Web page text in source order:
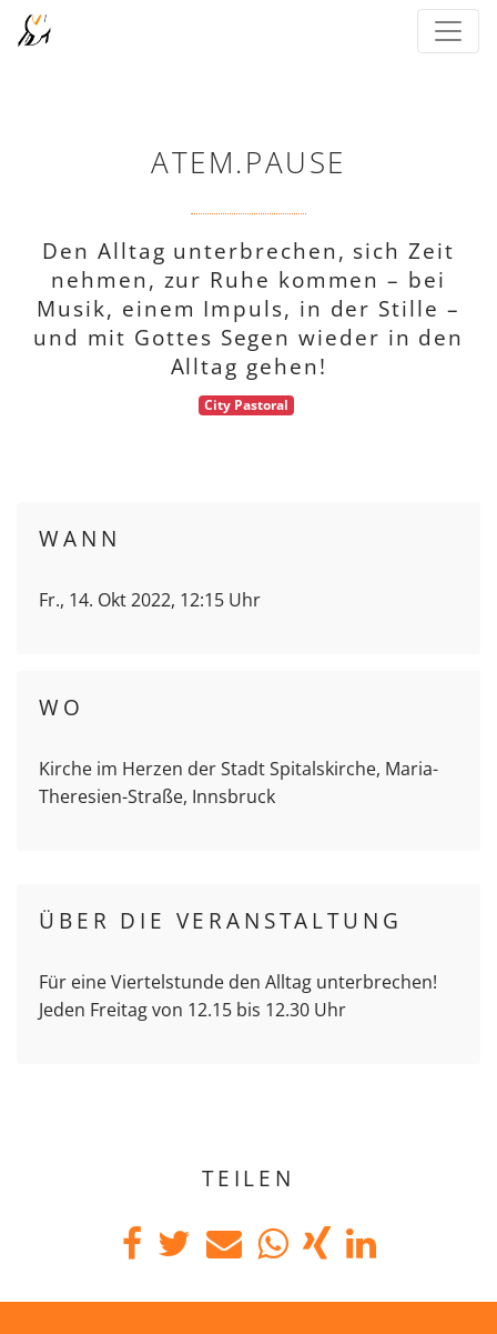
ATEM.PAUSE
Den Alltag unterbrechen, sich Zeit
nehmen, zur Ruhe kommen – bei
Musik, einem Impuls, in der Stille –
und mit Gottes Segen wieder in den
Alltag gehen!
City Pastoral
WANN
Fr., 14. Okt 2022, 12:15 Uhr
WO
Kirche im Herzen der Stadt Spitalskirche, Maria-
Theresien-Straße, Innsbruck
ÜBER DIE VERANSTALTUNG
Für eine Viertelstunde den Alltag unterbrechen!
Jeden Freitag von 12.15 bis 12.30 Uhr
TEILEN